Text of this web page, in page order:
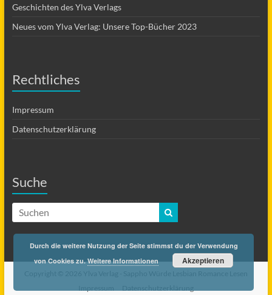
Geschichten des Ylva Verlags
Neues vom Ylva Verlag: Unsere Top-Bücher 2023
Rechtliches
Impressum
Datenschutzerklärung
Suche
Durch die weitere Nutzung der Seite stimmst du der Verwendung
von Cookies zu.Weitere Informationen Akzeptieren